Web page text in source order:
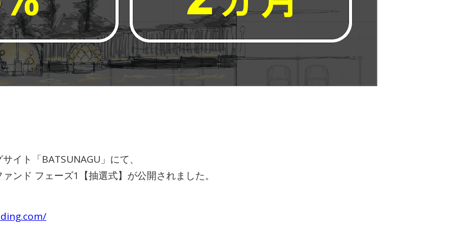
イト「BATSUNAGU」にて、
ンド フェーズ1【抽選式】が公開されました。